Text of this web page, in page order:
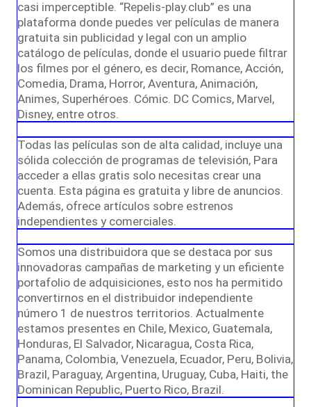
casi imperceptible. “Repelis-play.club” es una
plataforma donde puedes ver películas de manera
gratuita sin publicidad y legal con un amplio
catálogo de películas, donde el usuario puede filtrar
los filmes por el género, es decir, Romance, Acción,
Comedia, Drama, Horror, Aventura, Animación,
Animes, Superhéroes. Cómic. DC Comics, Marvel,
Disney, entre otros.
Todas las películas son de alta calidad, incluye una
sólida colección de programas de televisión, Para
acceder a ellas gratis solo necesitas crear una
cuenta. Esta página es gratuita y libre de anuncios.
Además, ofrece artículos sobre estrenos
independientes y comerciales.
Somos una distribuidora que se destaca por sus
innovadoras campañas de marketing y un eficiente
portafolio de adquisiciones, esto nos ha permitido
convertirnos en el distribuidor independiente
número 1 de nuestros territorios. Actualmente
estamos presentes en Chile, Mexico, Guatemala,
Honduras, El Salvador, Nicaragua, Costa Rica,
Panama, Colombia, Venezuela, Ecuador, Peru, Bolivia,
Brazil, Paraguay, Argentina, Uruguay, Cuba, Haiti, the
Dominican Republic, Puerto Rico, Brazil.